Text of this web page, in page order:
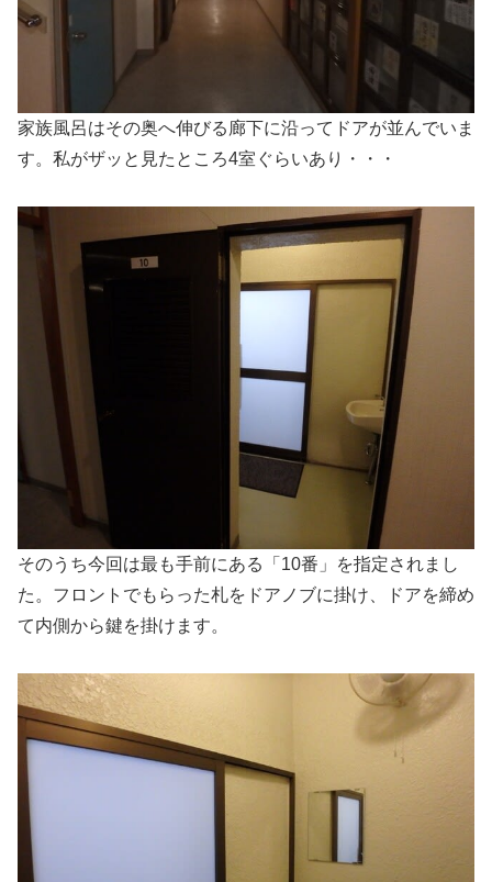
家族風呂はその奥へ伸びる廊下に沿ってドアが並んでいま
す。私がザッと見たところ4室ぐらいあり・・・
そのうち今回は最も手前にある「10番」を指定されまし
た。フロントでもらった札をドアノブに掛け、ドアを締め
て内側から鍵を掛けます。